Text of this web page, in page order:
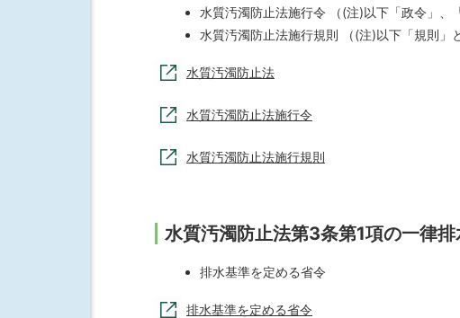
水質汚濁防止法施行令 （(注)以下「政令」、
水質汚濁防止法施行規則 （(注)以下「規則」
水質汚濁防止法
水質汚濁防止法施行令
水質汚濁防止法施行規則
水質汚濁防止法第3条第1項の一律
排水基準を定める省令
排水基準を定める省令